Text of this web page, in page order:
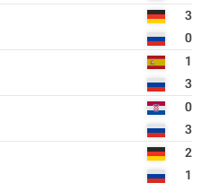
3
0
1
3
0
3
2
1